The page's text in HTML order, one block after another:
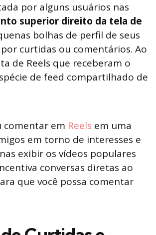
por alguns usuários nas
superior direito da tela de
bolhas de perfil de seus
curtidas ou comentários. Ao
de Reels que receberam o
de feed compartilhado de
comentar em Reels em uma
em torno de interesses e
exibir os vídeos populares
conversas diretas ao
que você possa comentar